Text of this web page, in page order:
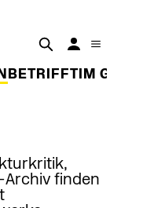
BETRIFFT IM
Archiv finden